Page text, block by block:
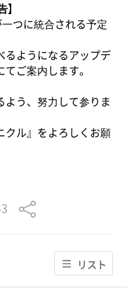
つに統合される予定
るようになるアップデ
ご案内します。
よう、努力して参りま
クル』をよろしくお願
リスト